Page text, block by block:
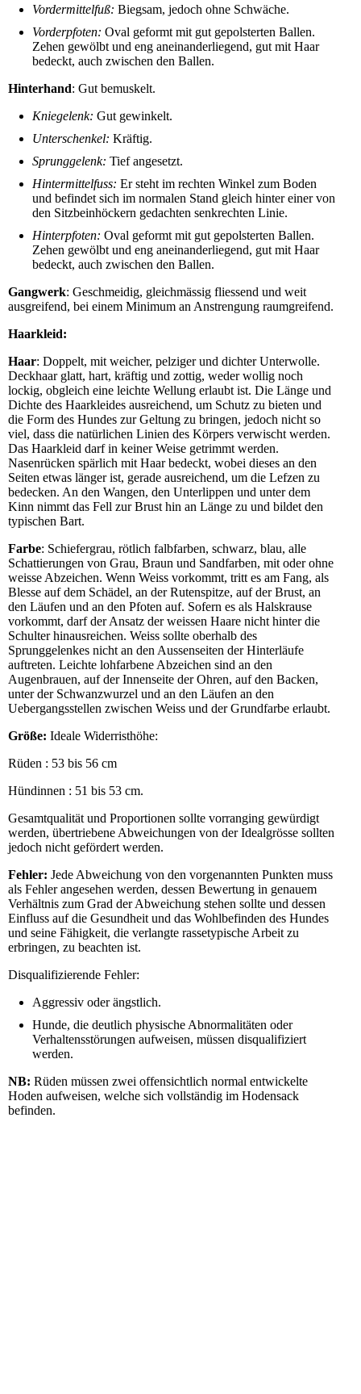
Vordermittelfuß: Biegsam, jedoch ohne Schwäche.
Vorderpfoten: Oval geformt mit gut gepolsterten Ballen.
Zehen gewölbt und eng aneinanderliegend, gut mit Haar
bedeckt, auch zwischen den Ballen.
Hinterhand: Gut bemuskelt.
Kniegelenk: Gut gewinkelt.
Unterschenkel: Kräftig.
Sprunggelenk: Tief angesetzt.
Hintermittelfuss: Er steht im rechten Winkel zum Boden
und befindet sich im normalen Stand gleich hinter einer von
den Sitzbeinhöckern gedachten senkrechten Linie.
Hinterpfoten: Oval geformt mit gut gepolsterten Ballen.
Zehen gewölbt und eng aneinanderliegend, gut mit Haar
bedeckt, auch zwischen den Ballen.
Gangwerk: Geschmeidig, gleichmässig fliessend und weit
ausgreifend, bei einem Minimum an Anstrengung raumgreifend.
Haarkleid:
Haar: Doppelt, mit weicher, pelziger und dichter Unterwolle.
Deckhaar glatt, hart, kräftig und zottig, weder wollig noch
lockig, obgleich eine leichte Wellung erlaubt ist. Die Länge und
Dichte des Haarkleides ausreichend, um Schutz zu bieten und
die Form des Hundes zur Geltung zu bringen, jedoch nicht so
viel, dass die natürlichen Linien des Körpers verwischt werden.
Das Haarkleid darf in keiner Weise getrimmt werden.
Nasenrücken spärlich mit Haar bedeckt, wobei dieses an den
Seiten etwas länger ist, gerade ausreichend, um die Lefzen zu
bedecken. An den Wangen, den Unterlippen und unter dem
Kinn nimmt das Fell zur Brust hin an Länge zu und bildet den
typischen Bart.
Farbe: Schiefergrau, rötlich falbfarben, schwarz, blau, alle
Schattierungen von Grau, Braun und Sandfarben, mit oder ohne
weisse Abzeichen. Wenn Weiss vorkommt, tritt es am Fang, als
Blesse auf dem Schädel, an der Rutenspitze, auf der Brust, an
den Läufen und an den Pfoten auf. Sofern es als Halskrause
vorkommt, darf der Ansatz der weissen Haare nicht hinter die
Schulter hinausreichen. Weiss sollte oberhalb des
Sprunggelenkes nicht an den Aussenseiten der Hinterläufe
auftreten. Leichte lohfarbene Abzeichen sind an den
Augenbrauen, auf der Innenseite der Ohren, auf den Backen,
unter der Schwanzwurzel und an den Läufen an den
Uebergangsstellen zwischen Weiss und der Grundfarbe erlaubt.
Größe: Ideale Widerristhöhe:
Rüden : 53 bis 56 cm
Hündinnen : 51 bis 53 cm.
Gesamtqualität und Proportionen sollte vorranging gewürdigt
werden, übertriebene Abweichungen von der Idealgrösse sollten
jedoch nicht gefördert werden.
Fehler: Jede Abweichung von den vorgenannten Punkten muss
als Fehler angesehen werden, dessen Bewertung in genauem
Verhältnis zum Grad der Abweichung stehen sollte und dessen
Einfluss auf die Gesundheit und das Wohlbefinden des Hundes
und seine Fähigkeit, die verlangte rassetypische Arbeit zu
erbringen, zu beachten ist.
Disqualifizierende Fehler:
Aggressiv oder ängstlich.
Hunde, die deutlich physische Abnormalitäten oder
Verhaltensstörungen aufweisen, müssen disqualifiziert
werden.
NB: Rüden müssen zwei offensichtlich normal entwickelte
Hoden aufweisen, welche sich vollständig im Hodensack
befinden.